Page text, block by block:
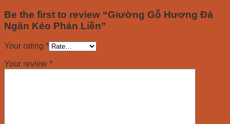
Be the first to review “Giường Gỗ Hương Đá
Ngăn Kéo Phản Liền”
Your rating *
Your review *